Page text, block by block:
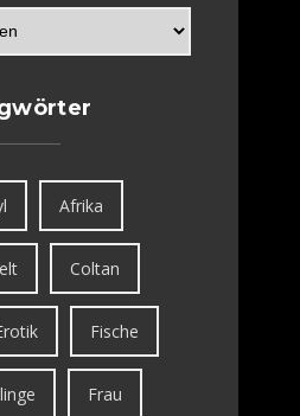
Afrika
Coltan
Fische
Frau